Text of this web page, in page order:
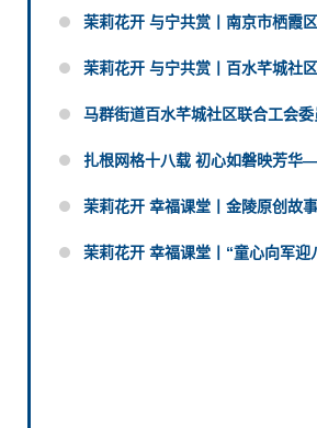
茉莉花开 与宁共赏丨南京市栖霞
茉莉花开 与宁共赏丨百水芊城社
马群街道百水芊城社区联合工会
扎根网格十八载 初心如磐映芳华
茉莉花开 幸福课堂丨金陵原创故
茉莉花开 幸福课堂丨“童心向军迎